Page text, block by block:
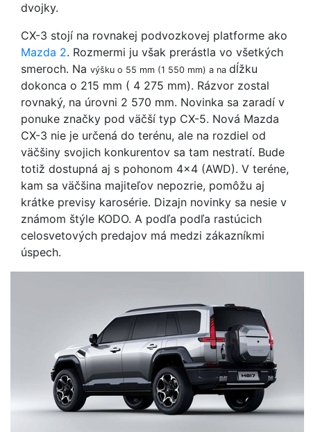
dvojky.
CX-3 stojí na rovnakej podvozkovej platforme ako
Mazda 2. Rozmermi ju však prerástla vo všetkých
smeroch. Na výšku o 55 mm (1 550 mm) a na dĺžku
dokonca o 215 mm ( 4 275 mm). Rázvor zostal
rovnaký, na úrovni 2 570 mm. Novinka sa zaradí v
ponuke značky pod väčší typ CX-5. Nová Mazda
CX-3 nie je určená do terénu, ale na rozdiel od
väčšiny svojich konkurentov sa tam nestratí. Bude
totiž dostupná aj s pohonom 4x4 (AWD). V teréne,
kam sa väčšina majiteľov nepozrie, pomôžu aj
krátke previsy karosérie. Dizajn novinky sa nesie v
známom štýle KODO. A podľa podľa rastúcich
celosvetových predajov má medzi zákazníkmi
úspech.